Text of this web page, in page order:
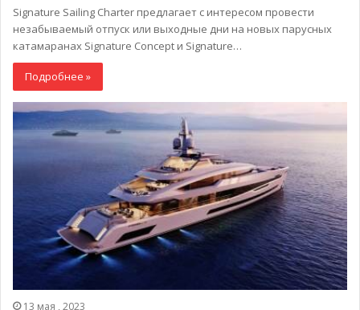
Signature Sailing Charter предлагает с интересом провести
незабываемый отпуск или выходные дни на новых парусных
катамаранах Signature Concept и Signature…
Подробнее »
13 мая , 2023